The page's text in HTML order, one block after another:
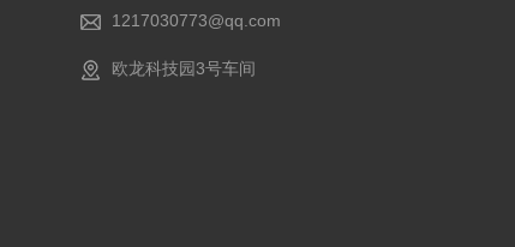
1217030773@qq.com
欧龙科技园3号车间